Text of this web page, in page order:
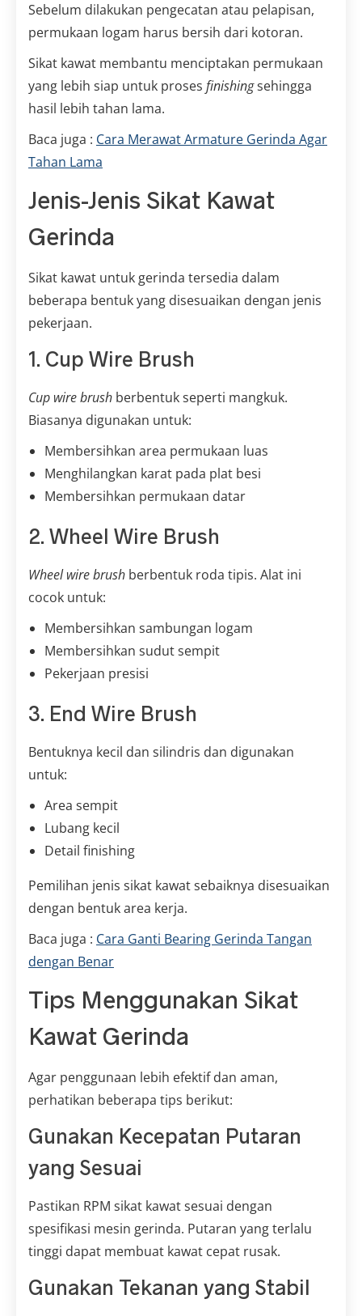
Sebelum dilakukan pengecatan atau pelapisan,
permukaan logam harus bersih dari kotoran.
Sikat kawat membantu menciptakan permukaan
yang lebih siap untuk proses finishingsehingga
hasil lebih tahan lama.
Baca juga : Cara Merawat Armature Gerinda Agar
Tahan Lama
Jenis-Jenis Sikat Kawat
Gerinda
Sikat kawat untuk gerinda tersedia dalam
beberapa bentuk yang disesuaikan dengan jenis
pekerjaan.
1. Cup Wire Brush
Cup wire brush berbentuk seperti mangkuk.
Biasanya digunakan untuk:
Membersihkan area permukaan luas
Menghilangkan karat pada plat besi
Membersihkan permukaan datar
2. Wheel Wire Brush
Wheel wire brush berbentuk roda tipis. Alat ini
cocok untuk:
Membersihkan sambungan logam
Membersihkan sudut sempit
Pekerjaan presisi
3. End Wire Brush
Bentuknya kecil dan silindris dan digunakan
untuk:
Area sempit
Lubang kecil
Detail finishing
Pemilihan jenis sikat kawat sebaiknya disesuaikan
dengan bentuk area kerja.
Baca juga : Cara Ganti Bearing Gerinda Tangan
dengan Benar
Tips Menggunakan Sikat
Kawat Gerinda
Agar penggunaan lebih efektif dan aman,
perhatikan beberapa tips berikut:
Gunakan Kecepatan Putaran
yang Sesuai
Pastikan RPM sikat kawat sesuai dengan
spesifikasi mesin gerinda. Putaran yang terlalu
tinggi dapat membuat kawat cepat rusak.
Gunakan Tekanan yang Stabil